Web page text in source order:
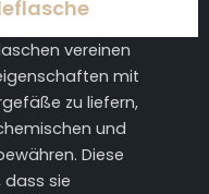
vereinen
mit
zu liefern,
und
Diese
dass sie